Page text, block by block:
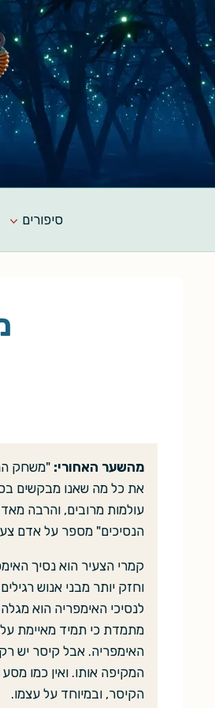
סיפורים
מהשער האחורי: "משחק
את כל מה שאנו מבקשים
עולמות מרובים, והרבה
הנסיכים" מספר על אדם
קמרי הצעיר הוא נסיך
וחזק יותר מבני אנוש
לנסיכי האימפריה הוא
מתמדת כי תמיד מאיימת
האימפריה. אבל קיסר יש
המקיפה אותו. ואין כמו
הקיסר, ובמיוחד על עצמו.